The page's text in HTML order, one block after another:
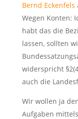
Bernd Eckenfels
Wegen Konten:
habt das die
lassen, sollten
widerspricht
auch die
Wir wollen ja
Aufgaben